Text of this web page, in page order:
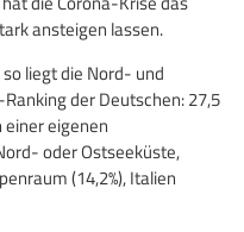
ansteigen lassen.
liegt die Nord- und
der Deutschen: 27,5
eigenen
oder Ostseeküste,
(14,2%), Italien